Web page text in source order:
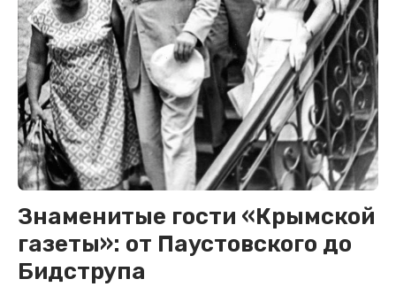
Знаменитые гости «Крымской
газеты»: от Паустовского до
Бидструпа